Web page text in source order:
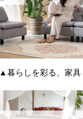
▲暮らしを彩る、家具